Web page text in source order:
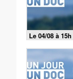
Le 04/08 à 15h